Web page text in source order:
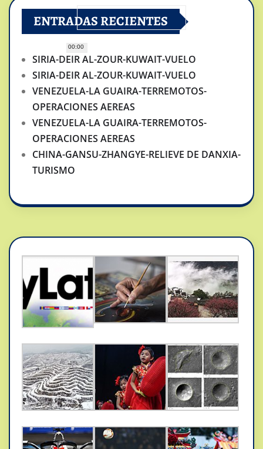
00:00
ENTRADAS RECIENTES
SIRIA-DEIR AL-ZOUR-KUWAIT-VUELO
SIRIA-DEIR AL-ZOUR-KUWAIT-VUELO
VENEZUELA-LA GUAIRA-TERREMOTOS-
OPERACIONES AEREAS
VENEZUELA-LA GUAIRA-TERREMOTOS-
OPERACIONES AEREAS
CHINA-GANSU-ZHANGYE-RELIEVE DE DANXIA-
TURISMO